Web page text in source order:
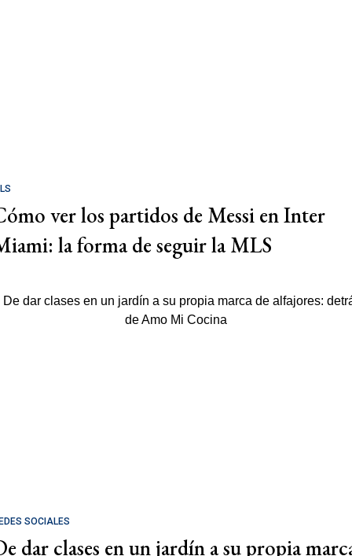
ver los partidos de Messi en Inter
la forma de seguir la MLS
SOCIALES
dar clases en un jardín a su propia